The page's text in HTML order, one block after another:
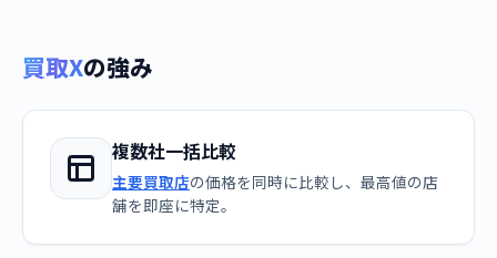
買取Xの強み
複数社一括比較
主要買取店の価格を同時に比較し、最高値の店
舗を即座に特定。